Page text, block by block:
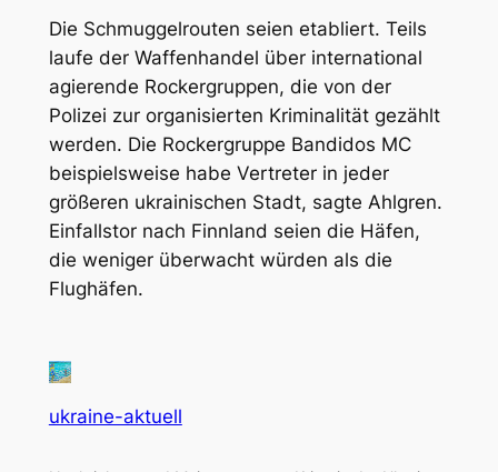
Die Schmuggelrouten seien etabliert. Teils
laufe der Waffenhandel über international
agierende Rockergruppen, die von der
Polizei zur organisierten Kriminalität gezählt
werden. Die Rockergruppe Bandidos MC
beispielsweise habe Vertreter in jeder
größeren ukrainischen Stadt, sagte Ahlgren.
Einfallstor nach Finnland seien die Häfen,
die weniger überwacht würden als die
Flughäfen.
ukraine-aktuell